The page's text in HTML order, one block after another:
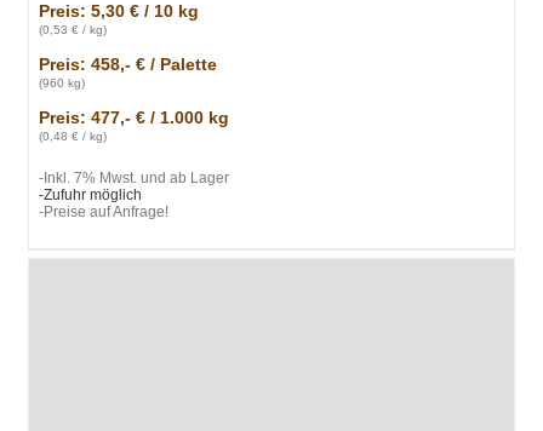
Preis: 5,30 € / 10 kg
(0,53 € / kg)
Preis: 458,- € / Palette
(960 kg)
Preis: 477,- € / 1.000 kg
(0,48 € / kg)
-Inkl. 7% Mwst. und ab Lager
-Zufuhr möglich
-Preise auf Anfrage!